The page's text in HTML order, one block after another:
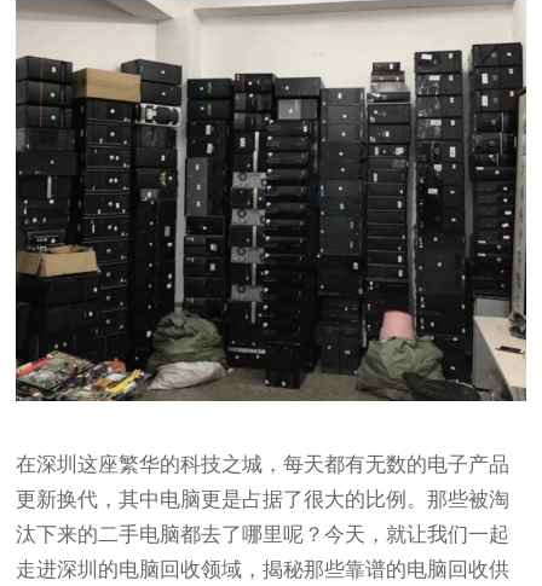
在深圳这座繁华的科技之城，每天都有无数的电子产品
更新换代，其中电脑更是占据了很大的比例。那些被淘
汰下来的二手电脑都去了哪里呢？今天，就让我们一起
走进深圳的电脑回收领域，揭秘那些靠谱的电脑回收供